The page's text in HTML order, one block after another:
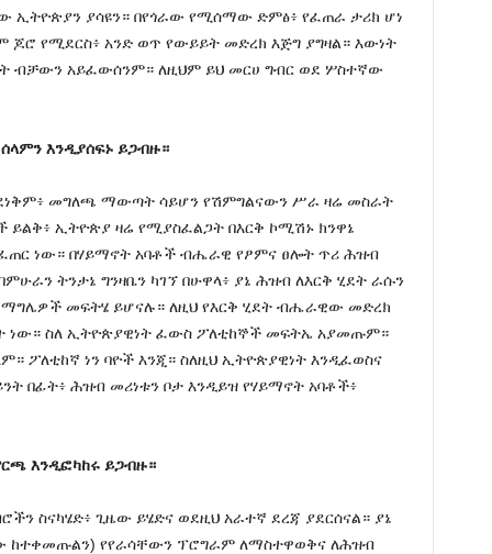
ያሳዩን። በየጎራው የሚሰማው ድምፅ፥ የፈጠራ ታሪክ ሆነ
ጆሮ የሚደርስ፥ አንድ ወጥ የውይይት መድረክ እጅግ ያግዛል። እውነት
ብቻውን አይፈውሰንም። ለዚህም ይህ መርሀ ግብር ወደ ሦስተኛው
እንዲያሰፍኑ ይጋብዙ።
መግለጫ ማውጣት ሳይሆን የሽምግልናውን ሥራ ዛሬ መስራት
ኢትዮጵያ ዛሬ የሚያስፈልጋት በእርቅ ኮሚሽኑ ክንዋኔ
ነው። በሃይማኖት አባቶች ብሔራዊ የፆምና ፀሎት ጥሪ ሕዝብ
ትንታኔ ግንዛቤን ካገኘ በሁዋላ፥ ያኔ ሕዝብ ለእርቅ ሂደት ራሱን
መፍትሄ ይሆናሉ። ለዚህ የእርቅ ሂደት ብሔራዊው መድረክ
ነው። ስለ ኢትዮጵያዊነት ፈውስ ፖለቲከኞች መፍትኤ አያመጡም።
ፖለቲከኛ ነን ባዮች እንጂ። ስለዚህ ኢትዮጵያዊነት እንዲፈወስና
በፊት፥ ሕዝብ መሪነቱን ቦታ እንዲይዝ የሃይማኖት አባቶች፥
እንዲፎካከሩ ይጋብዙ።
ስናካሄድ፥ ጊዜው ይሄድና ወደዚህ አራተኛ ደረጃ ያደርሰናል። ያኔ
ከተቀመጡልን) የየራሳቸውን ፕሮግራም ለማስተዋወቅና ለሕዝብ